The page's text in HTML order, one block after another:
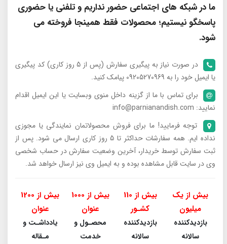
ما در شبکه های اجتماعی حضور نداریم و تلفنی یا حضوری
پاسخگو نیستیم؛ محصولات فقط همینجا فروخته می
شود.
در صورت نیاز به پیگیری سفارش (پس از 5 روز کاری) کد پیگیری
یا ایمیل خود را به 09205270969 پیامک کنید.
برای تماس با ما از گزینه داخل منوی وبسایت یا این ایمیل اقدام
نمایید: info@parnianandish.com
توجه فرمایید! ما برای فروش محصولاتمان نمایندگی یا مجوزی
نداده ایم. همه سفارشات حداکثر تا 5 روز کاری ارسال می شود. پس از
ثبت سفارش توسط خریدار، آخرین وضعیت سفارش در حساب شخصی
وی در سایت قابل مشاهده بوده و به ایمیل وی نیز ارسال خواهد شد.
بیش از یک
میلیون
بازدیدکننده
سالانه
بیش از 110
کشـور
بازدیدکننده
سالانه
بیش از 1000
عنوان
محصـول و
خدمت
بیش از 1200
عنوان
یادداشـت و
مـقاله